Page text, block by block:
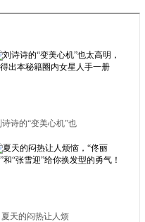
诗诗的“变美心机”也
明，值得出本秘籍
圈内女星人手一册
夏天的闷热让人烦